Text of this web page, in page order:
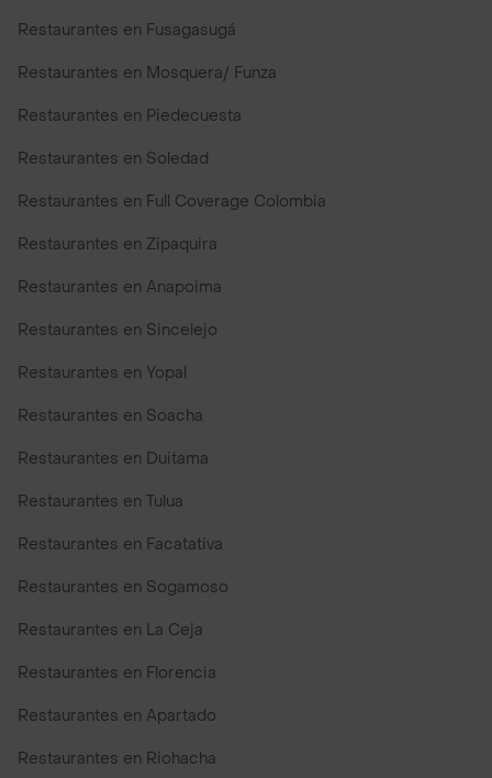
Restaurantes en Fusagasugá
Restaurantes en Mosquera/ Funza
Restaurantes en Piedecuesta
Restaurantes en Soledad
Restaurantes en Full Coverage Colombia
Restaurantes en Zipaquira
Restaurantes en Anapoima
Restaurantes en Sincelejo
Restaurantes en Yopal
Restaurantes en Soacha
Restaurantes en Duitama
Restaurantes en Tulua
Restaurantes en Facatativa
Restaurantes en Sogamoso
Restaurantes en La Ceja
Restaurantes en Florencia
Restaurantes en Apartado
Restaurantes en Riohacha